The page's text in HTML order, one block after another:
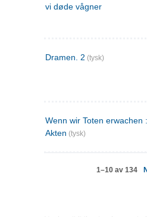
vi døde vågner
Dramen. 2 (tysk)
Wenn wir Toten erwachen
Akten (tysk)
1–10 av 134